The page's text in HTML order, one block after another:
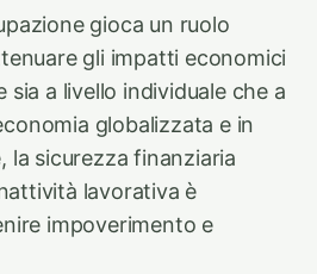
gioca un ruolo
gli impatti economici
sia a livello individuale che a
globalizzata e in
la sicurezza finanziaria
lavorativa è
impoverimento e